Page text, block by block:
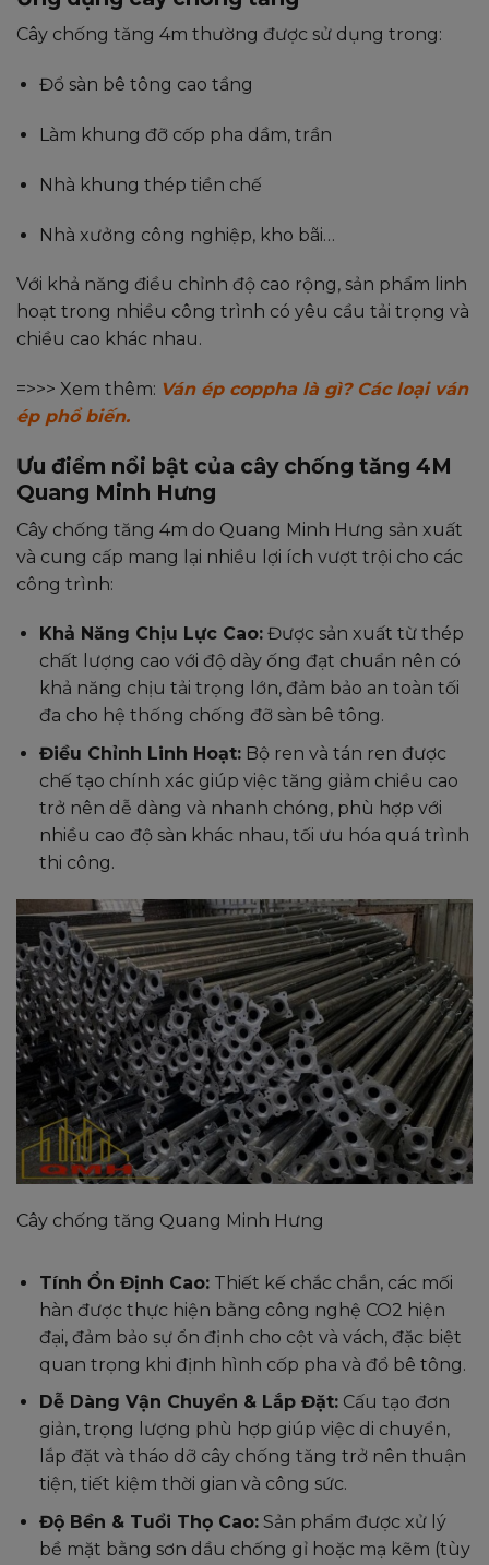
Cây chống tăng 4m thường được sử dụng trong:
Đổ sàn bê tông cao tầng
Làm khung đỡ cốp pha dầm, trần
Nhà khung thép tiền chế
Nhà xưởng công nghiệp, kho bãi…
Với khả năng điều chỉnh độ cao rộng, sản phẩm linh
hoạt trong nhiều công trình có yêu cầu tải trọng và
chiều cao khác nhau.
=>>> Xem thêm: Ván ép coppha là gì? Các loại ván
ép phổ biến.
Ưu điểm nổi bật của cây chống tăng 4M
Quang Minh Hưng
Cây chống tăng 4m do Quang Minh Hưng sản xuất
và cung cấp mang lại nhiều lợi ích vượt trội cho các
công trình:
Khả Năng Chịu Lực Cao:Được sản xuất từ thép
chất lượng cao với độ dày ống đạt chuẩn nên có
khả năng chịu tải trọng lớn, đảm bảo an toàn tối
đa cho hệ thống chống đỡ sàn bê tông.
Điều Chỉnh Linh Hoạt:Bộ ren và tán ren được
chế tạo chính xác giúp việc tăng giảm chiều cao
trở nên dễ dàng và nhanh chóng, phù hợp với
nhiều cao độ sàn khác nhau, tối ưu hóa quá trình
thi công.
Cây chống tăng Quang Minh Hưng
Tính Ổn Định Cao:Thiết kế chắc chắn, các mối
hàn được thực hiện bằng công nghệ CO2 hiện
đại, đảm bảo sự ổn định cho cột và vách, đặc biệt
quan trọng khi định hình cốp pha và đổ bê tông.
Dễ Dàng Vận Chuyển & Lắp Đặt:Cấu tạo đơn
giản, trọng lượng phù hợp giúp việc di chuyển,
lắp đặt và tháo dỡ cây chống tăng trở nên thuận
tiện, tiết kiệm thời gian và công sức.
Độ Bền & Tuổi Thọ Cao:Sản phẩm được xử lý
bề mặt bằng sơn dầu chống gỉ hoặc mạ kẽm (tùy